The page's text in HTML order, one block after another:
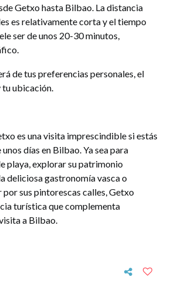
Getxo hasta Bilbao. La distancia
es relativamente corta y el tiempo
ser de unos 20-30 minutos,
de tus preferencias personales, el
ubicación.
es una visita imprescindible si estás
días en Bilbao. Ya sea para
playa, explorar su patrimonio
deliciosa gastronomía vasca o
por sus pintorescas calles, Getxo
turística que complementa
a Bilbao.